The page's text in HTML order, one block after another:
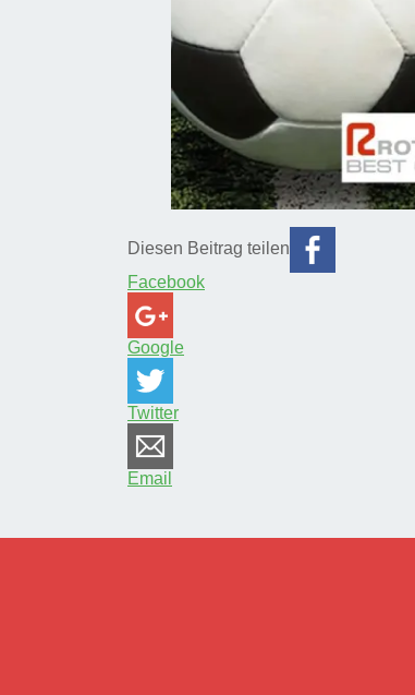
Diesen Beitrag teilen
Facebook
Google
Twitter
Email